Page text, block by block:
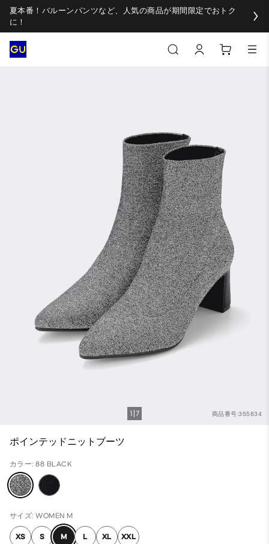
夏本番！バルーンパンツなど、人気の商品が期間限定でおトク
に！
商品番号:355834
1 7
ポインテッドニットブーツ
カラー: 88 BLACK
サイズ: WOMEN M
XS S M L XL XXL